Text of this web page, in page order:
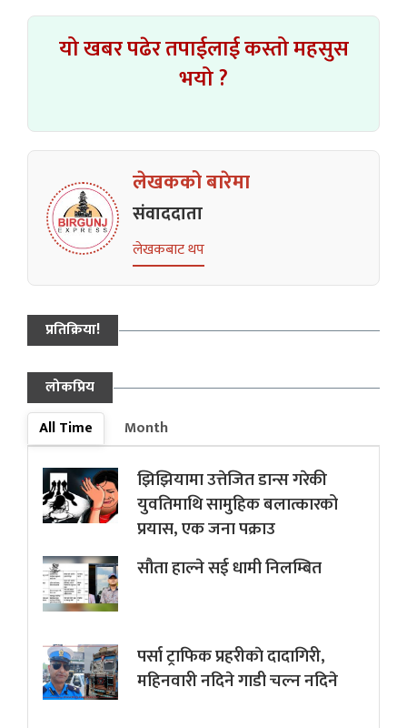
यो खबर पढेर तपाईलाई कस्तो महसुस
भयो ?
लेखकको बारेमा
संवाददाता
लेखकबाट थप
प्रतिक्रिया!
लोकप्रिय
All Time
Month
झिझियामा उत्तेजित डान्स गरेकी
युवतिमाथि सामुहिक बलात्कारको
प्रयास, एक जना पक्राउ
सौता हाल्ने सई धामी निलम्बित
पर्सा ट्राफिक प्रहरीकाे दादागिरी,
महिनवारी नदिने गाडी चल्न नदिने